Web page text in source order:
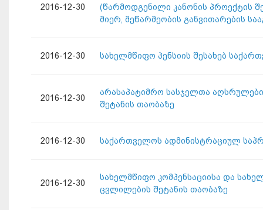
2016-12-30
(წარმოდგენილი კანონის პროექტის
მიერ, მეწარმეობის განვითარების
2016-12-30 სახელმწიფო პენსიის შესახებ
2016-12-30
არასაპატიმრო სასჯელთა
შეტანის თაობაზე
2016-12-30 საქართველოს ადმინისტრაციულ
2016-12-30
სახელმწიფო კომპენსაციისა და
ცვლილების შეტანის თაობაზე